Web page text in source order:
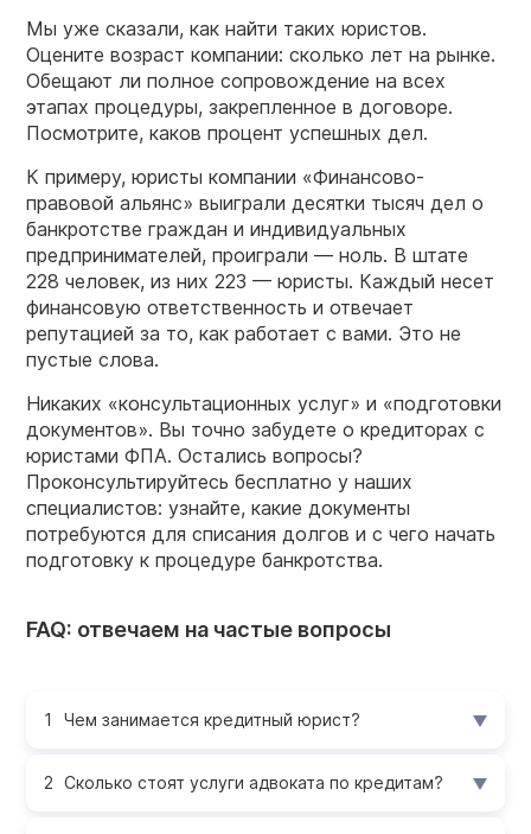
Мы уже сказали, как найти таких юристов.
Оцените возраст компании: сколько лет на рынке.
Обещают ли полное сопровождение на всех
этапах процедуры, закрепленное в договоре.
Посмотрите, каков процент успешных дел.
К примеру, юристы компании «Финансово-
правовой альянс» выиграли десятки тысяч дел о
банкротстве граждан и индивидуальных
предпринимателей, проиграли — ноль. В штате
228 человек, из них 223 — юристы. Каждый несет
финансовую ответственность и отвечает
репутацией за то, как работает с вами. Это не
пустые слова.
Никаких «консультационных услуг» и «подготовки
документов». Вы точно забудете о кредиторах с
юристами ФПА. Остались вопросы?
Проконсультируйтесь бесплатно у наших
специалистов: узнайте, какие документы
потребуются для списания долгов и с чего начать
подготовку к процедуре банкротства.
FAQ: отвечаем на частые вопросы
Чем занимается кредитный юрист?
Сколько стоят услуги адвоката по кредитам?